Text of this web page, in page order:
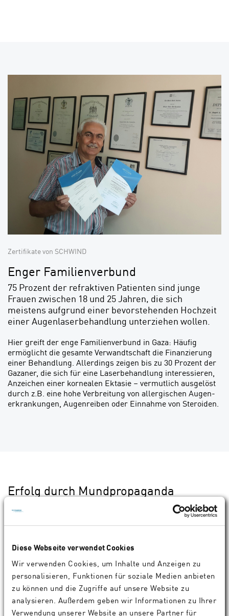
Diese Webseite verwendet Cookies
Wir verwenden Cookies, um Inhalte und Anzeigen zu
personalisieren, Funktionen für soziale Medien anbieten
zu können und die Zugriffe auf unsere Website zu
analysieren. Außerdem geben wir Informationen zu Ihrer
Verwendung unserer Website an unsere Partner für
Zertifikate von SCHWIND
Enger Familienverbund
75 Prozent der refraktiven Patienten sind junge
Frauen zwischen 18 und 25 Jahren, die sich
meistens aufgrund einer bevorstehenden Hochzeit
einer Augenlaserbehandlung unterziehen wollen.
Hier greift der enge Familienverbund in Gaza: Häufig
ermöglicht die gesamte Verwandtschaft die Finanzierung
einer Behandlung. Allerdings zeigen bis zu 30 Prozent der
Gazaner, die sich für eine Laser­behandlung interessieren,
Anzeichen einer kornealen Ektasie – vermut­lich ausgelöst
durch z.B. eine hohe Verbreitung von allergischen Augen­
erkrankungen, Augenreiben oder Ein­nahme von Steroiden.
Erfolg durch Mundpropaganda
Der Erfolg der Klinik gründet sich in erster Linie auf
Mundpropaganda, also Patientenempfehlungen. „Die
Gazaner legen besonderen Wert da­rauf, in einer Klinik
Sehergebnisse zu er­halten“, sagt Dr. Abu-Ramadan. Seit
Technolo­gien: „SCHWIND eye-tech-solutions ist ein
beeindruckendes Unterneh­men, der Begriff ‚solutions‘ ist
Pro­gramm. Ich bekomme jegliche Un­terstützung, um
meine Behand­lungen bestmöglich durchführen zu können:
eine hochentwickelte Laser­technologie, sehr engagierte